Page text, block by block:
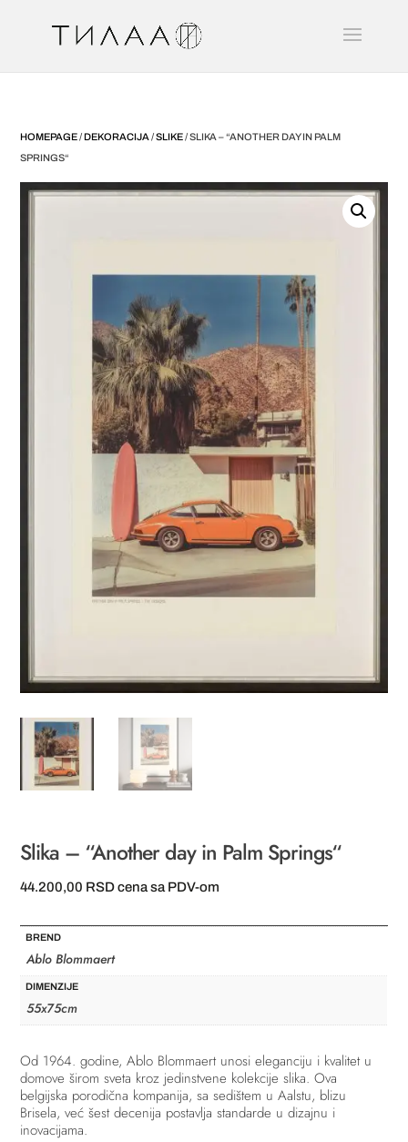
HOMEPAGE/DEKORACIJA /SLIKE/ SLIKA – “ANOTHER DAY IN PALM
SPRINGS“
Slika – “Another day in Palm Springs“
44.200,00 RSD cena sa PDV-om
BREND
Ablo Blommaert
DIMENZIJE
55x75cm
Od 1964. godine, Ablo Blommaert unosi eleganciju i kvalitet u
domove širom sveta kroz jedinstvene kolekcije slika. Ova
belgijska porodična kompanija, sa sedištem u Aalstu, blizu
Brisela, već šest decenija postavlja standarde u dizajnu i
inovacijama.